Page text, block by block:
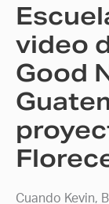
video
Good
Cuando Kevin,
Guatemala
el
proyecto
«Ciclos
que
Florecen».